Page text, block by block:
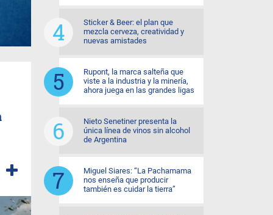
Sticker & Beer: el plan que
mezcla cerveza, creatividad y
nuevas amistades
Rupont, la marca salteña que
viste a la industria y la minería,
ahora juega en las grandes ligas
Nieto Senetiner presenta la
única línea de vinos sin alcohol
de Argentina
Miguel Siares: “La Pachamama
nos enseña que producir
también es cuidar la tierra”